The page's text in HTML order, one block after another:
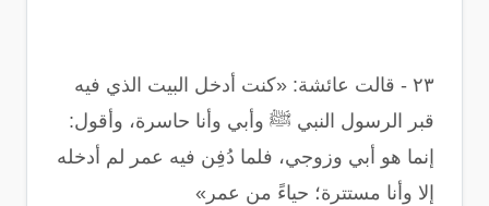
٢٣ - قالت عائشة: «كنت أدخل البيت الذي فيه
قبر الرسول النبي ﷺ وأبي وأنا حاسرة، وأقول:
إنما هو أبي وزوجي، فلما دُفِن فيه عمر لم أدخله
إلا وأنا مستترة؛ حياءً من عمر »